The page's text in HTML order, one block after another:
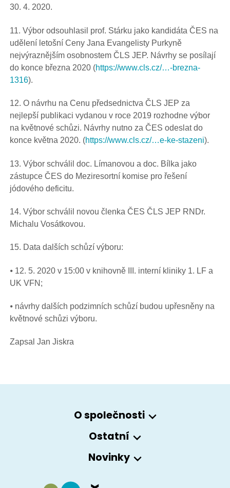
30. 4. 2020.
11. Výbor odsouhlasil prof. Stárku jako kandidáta ČES na
udělení letošní Ceny Jana Evangelisty Purkyně
nejvýraznějším osobnostem ČLS JEP. Návrhy se posílají
do konce března 2020 (https://www.cls.cz/…-brezna-
1316).
12. O návrhu na Cenu předsednictva ČLS JEP za
nejlepší publikaci vydanou v roce 2019 rozhodne výbor
na květnové schůzi. Návrhy nutno za ČES odeslat do
konce května 2020. (https://www.cls.cz/…e-ke-stazeni).
13. Výbor schválil doc. Límanovou a doc. Bílka jako
zástupce ČES do Meziresortní komise pro řešení
jódového deficitu.
14. Výbor schválil novou členka ČES ČLS JEP RNDr.
Michalu Vosátkovou.
15. Data dalších schůzí výboru:
⦁ 12. 5. 2020 v 15:00 v knihovně III. interní kliniky 1. LF a
UK VFN;
⦁ návrhy dalších podzimních schůzí budou upřesněny na
květnové schůzi výboru.
Zapsal Jan Jiskra
O společnosti
Ostatní
Novinky